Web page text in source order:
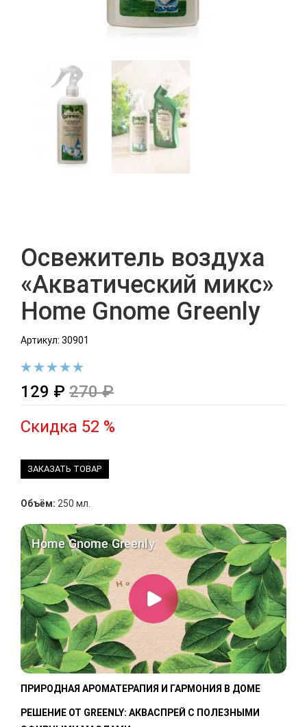
Освежитель воздуха
«Акватический микс»
Home Gnome Greenly
Артикул: 30901
129 ₽ 270 ₽
Скидка 52 %
ЗАКАЗАТЬ ТОВАР
Объём: 250 мл.
ПРИРОДНАЯ АРОМАТЕРАПИЯ И ГАРМОНИЯ В ДОМЕ
РЕШЕНИЕ ОТ GREENLY: АКВАСПРЕЙ С ПОЛЕЗНЫМИ